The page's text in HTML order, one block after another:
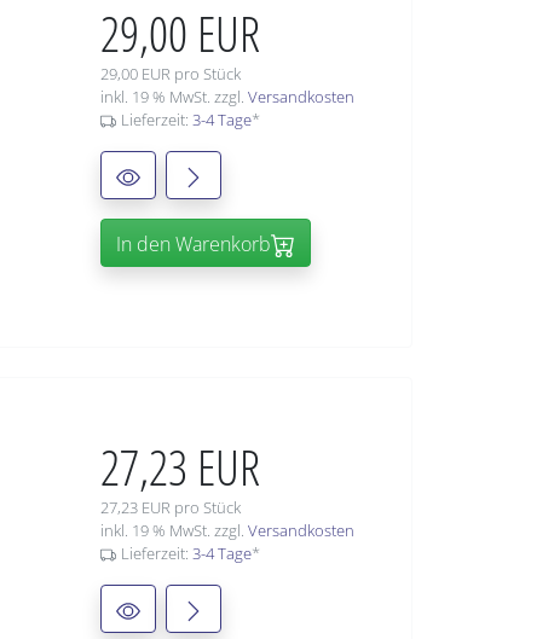
29,00 EUR
29,00 EUR pro Stück
inkl. 19 % MwSt. zzgl. Versandkosten
Lieferzeit: 3-4 Tage*
In den Warenkorb
27,23 EUR
27,23 EUR pro Stück
inkl. 19 % MwSt. zzgl. Versandkosten
Lieferzeit: 3-4 Tage*